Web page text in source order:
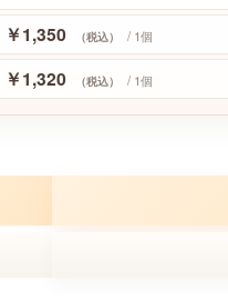
￥1,350 （税込） / 1個
￥1,320 （税込） / 1個